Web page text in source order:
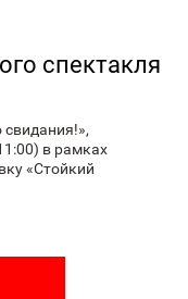
спектакля
свидания!»,
в рамках
«Стойкий